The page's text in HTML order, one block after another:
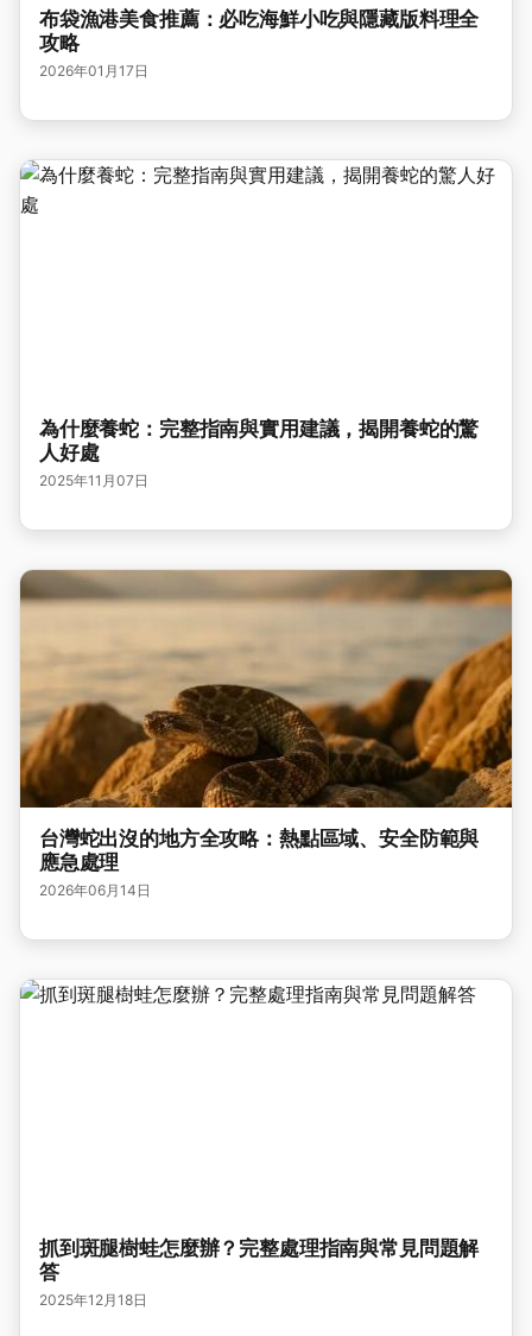
布袋漁港美食推薦：必吃海鮮小吃與隱藏版料理全
攻略
2026年01月17日
為什麼養蛇：完整指南與實用建議，揭開養蛇的驚
人好處
2025年11月07日
台灣蛇出沒的地方全攻略：熱點區域、安全防範與
應急處理
2026年06月14日
抓到斑腿樹蛙怎麼辦？完整處理指南與常見問題解
答
2025年12月18日